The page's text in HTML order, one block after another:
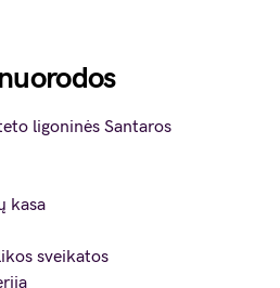
ligoninės Santaros
kasa
sveikatos